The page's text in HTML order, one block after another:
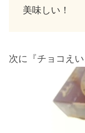
美味しい！
次に『チョコえ